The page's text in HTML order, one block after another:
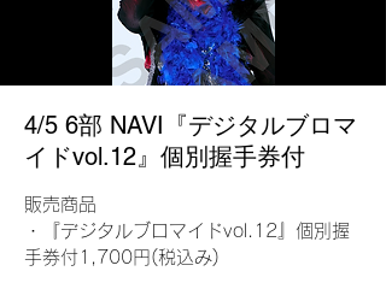
4/5 6部 NAVI『デジタルブロマ
イドvol.12』個別握手券付
販売商品
・『デジタルブロマイドvol.12』個別握
手券付1,700円(税込み)